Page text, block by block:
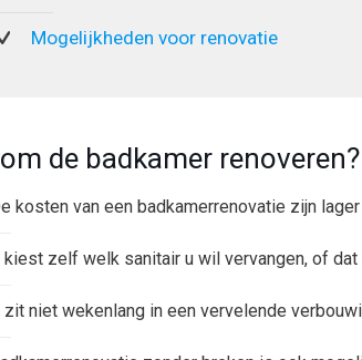
Mogelijkheden voor renovatie
de badkamer renoveren?
kosten van een badkamerrenovatie zijn
kiest zelf welk sanitair u wil vervangen, of
zit niet wekenlang in een vervelende